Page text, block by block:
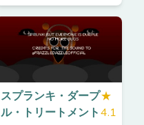
スプランキ・ダープ
ル・トリートメント
★
4.1